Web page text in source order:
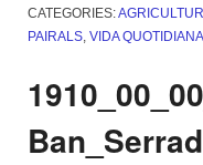
CATEGORIES:
PAIRALS, VIDA